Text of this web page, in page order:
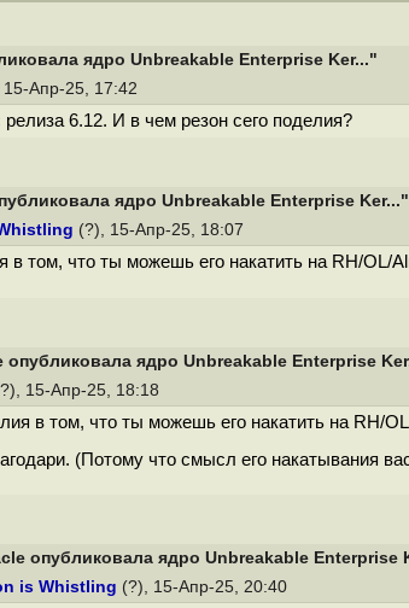
ядро Unbreakable Enterprise Ker..."
15-Апр-25, 17:42
релиза 6.12. И в чем резон сего поделия?
ядро Unbreakable Enterprise Ker..."
(?), 15-Апр-25, 18:07
в том, что ты можешь его накатить на RH/
опубликовала ядро Unbreakable Enterprise
15-Апр-25, 18:18
в том, что ты можешь его накатить на RH/
(Потому что смысл его накатывания
опубликовала ядро Unbreakable Enterprise
is Whistling (?), 15-Апр-25, 20:40